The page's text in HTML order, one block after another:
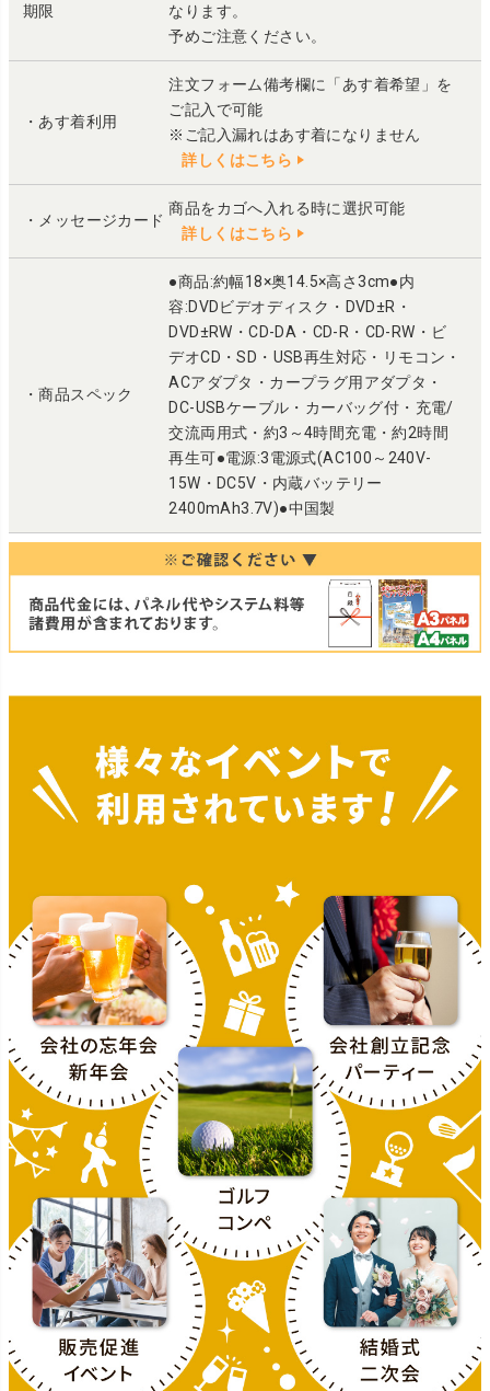
期限
なります。
予めご注意ください。
・あす着利用
注文フォーム備考欄に「あす着希望」を
ご記入で可能
※ご記入漏れはあす着になりません
詳しくはこちら
・メッセージカード
商品をカゴへ入れる時に選択可能
詳しくはこちら
・商品スペック
●商品:約幅18×奥14.5×高さ3cm●内
容:DVDビデオディスク・DVD±R・
DVD±RW・CD-DA・CD-R・CD-RW・ビ
デオCD・SD・USB再生対応・リモコン・
ACアダプタ・カープラグ用アダプタ・
DC-USBケーブル・カーバッグ付・充電/
交流両用式・約3～4時間充電・約2時間
再生可●電源:3電源式(AC100～240V-
15W・DC5V・内蔵バッテリー
2400mAh3.7V)●中国製